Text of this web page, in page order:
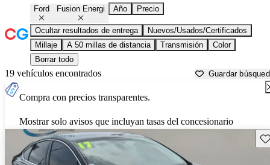
Ford Fusion Energi Año Precio
Ocultar resultados de entrega
Nuevos/Usados/Certificados
Millaje
A 50 millas de distancia Transmisión
Color
Borrar todo
19 vehículos encontrados Guardar
Compra con precios transparentes.
Mostrar solo avisos que incluyan tasas del concesionario